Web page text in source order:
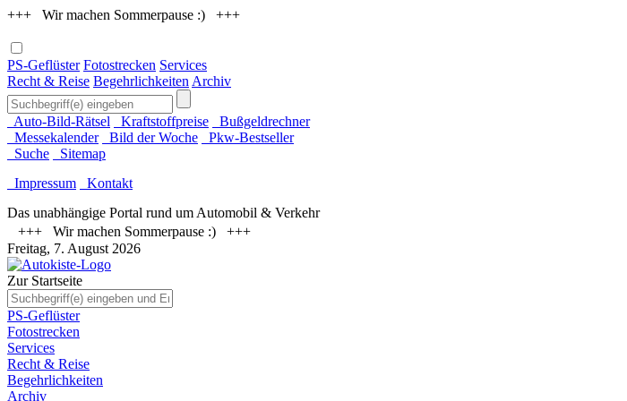
+++ Wir machen Sommerpause :) +++
PS-Geflüster Fotostrecken Services
Recht & Reise Begehrlichkeiten Archiv
Auto-Bild-Rätsel Kraftstoffpreise
Bußgeldrechner
Messekalender
Bild der Woche
Pkw-Bestseller
Suche
Sitemap
Impressum
Kontakt
Das unabhängige Portal rund um Automobil & Verkehr
+++ Wir machen Sommerpause :) +++
Freitag, 7. August 2026
Zur Startseite
PS-Geflüster
Fotostrecken
Services
Recht & Reise
Begehrlichkeiten
Archiv